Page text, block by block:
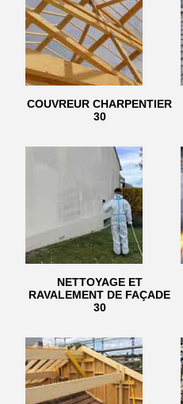
COUVREUR CHARPENTIER
30
NETTOYAGE ET
RAVALEMENT DE FAÇADE
30